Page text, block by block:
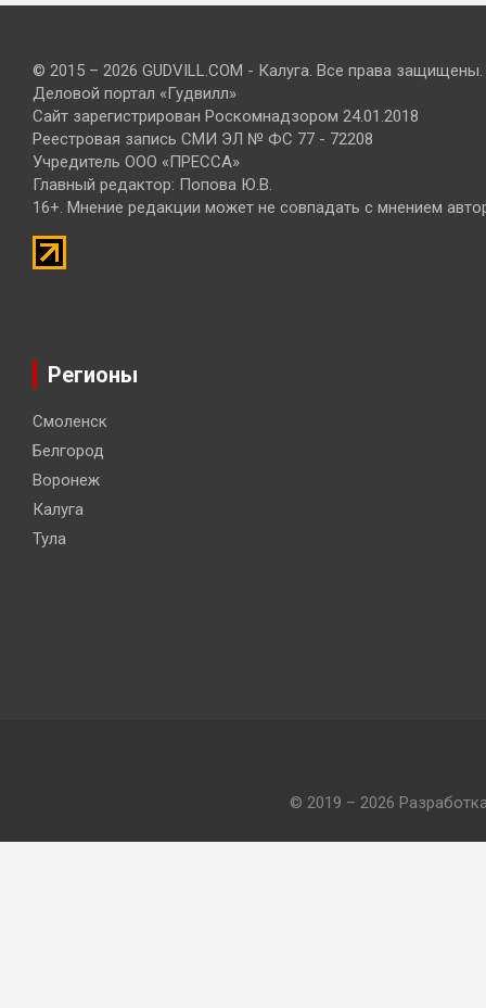
© 2015 – 2026 GUDVILL.COM - Калуга. Все права защищены.
Деловой портал «Гудвилл»
Сайт зарегистрирован Роскомнадзором 24.01.2018
Реестровая запись СМИ ЭЛ № ФС 77 - 72208
Учредитель ООО «ПРЕССА»
Главный редактор: Попова Ю.В.
16+. Мнение редакции может не совпадать с мнением
Регионы
Смоленск
Белгород
Воронеж
Калуга
Тула
© 2019 – 2026